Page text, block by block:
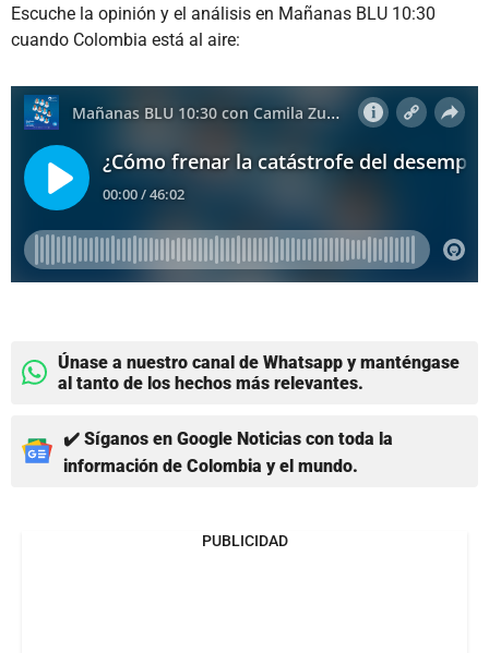
Escuche la opinión y el análisis en Mañanas BLU 10:30
cuando Colombia está al aire:
Únase a nuestro canal de Whatsapp y manténgase
al tanto de los hechos más relevantes.
✔️ Síganos en Google Noticias con toda la
información de Colombia y el mundo.
PUBLICIDAD